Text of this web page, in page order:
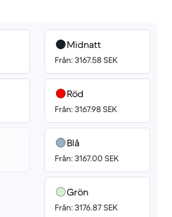
Midnatt
Från: 3167.58 SEK
Röd
Från: 3167.98 SEK
Blå
Från: 3167.00 SEK
Grön
Från: 3176.87 SEK